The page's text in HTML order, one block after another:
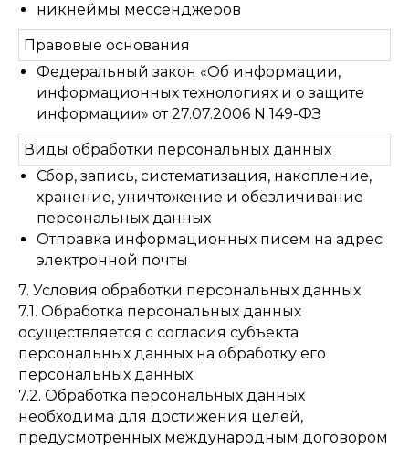
никнеймы мессенджеров
Правовые основания
Федеральный закон «Об информации,
информационных технологиях и о защите
информации» от 27.07.2006 N 149-ФЗ
Виды обработки персональных данных
Сбор, запись, систематизация, накопление,
хранение, уничтожение и обезличивание
персональных данных
Отправка информационных писем на адрес
электронной почты
7. Условия обработки персональных данных
7.1. Обработка персональных данных
осуществляется с согласия субъекта
персональных данных на обработку его
персональных данных.
7.2. Обработка персональных данных
необходима для достижения целей,
предусмотренных международным договором